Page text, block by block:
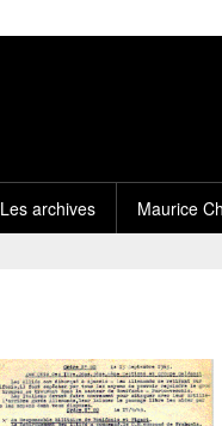
Les archives Maurice